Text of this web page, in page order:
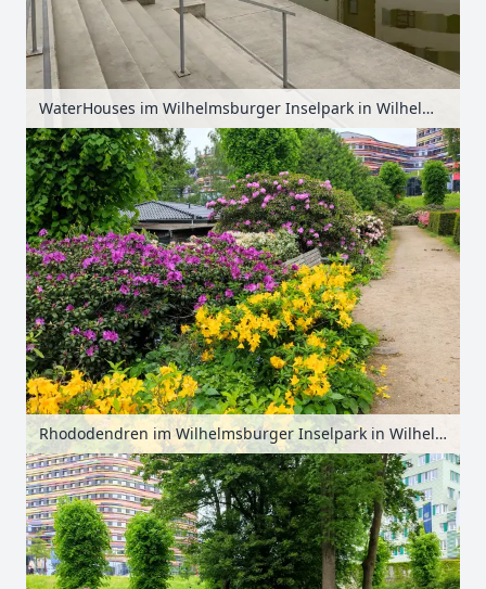
WaterHouses im Wilhelmsburger Inselpark in Wilhelmsburg, Hamburg, Deutschland
Rhododendren im Wilhelmsburger Inselpark in Wilhelmsburg, Hamburg, Deutschland